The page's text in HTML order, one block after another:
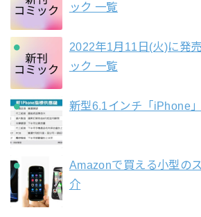
ック 一覧
2022年1月11日(火)に発
ック 一覧
新型6.1インチ「iPhone
Amazonで買える小型の
介